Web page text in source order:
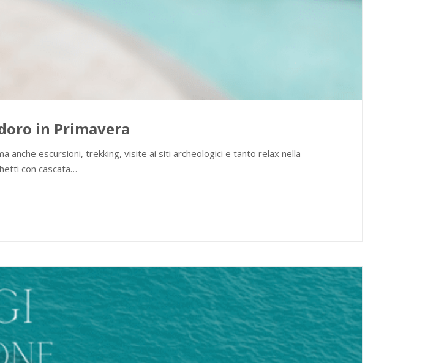
in Primavera
anche escursioni, trekking, visite ai siti archeologici e tanto relax nella
con cascata…